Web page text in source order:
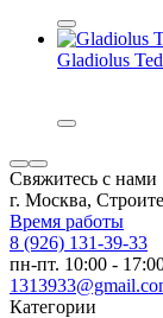
Gladiolus
Свяжитесь с нами
г. Москва,
Время работы
8 (926) 131-39-33
пн-пт. 10:00 -
Категории